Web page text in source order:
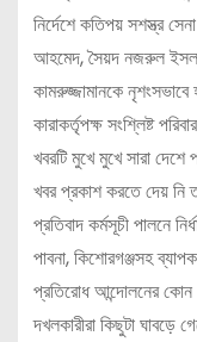
নির্দেশে কতিপয় সশস্ত্র
আহমেদ, সৈয়দ নজরুল
কামরুজ্জামানকে
কারাকর্তৃপক্ষ সংশ্লিষ্ট
খবরটি মুখে মুখে সারা
খবর প্রকাশ করতে দেয় নি
প্রতিবাদ কর্মসূচী পালনে
পাবনা, কিশোরগঞ্জসহ
প্রতিরোধ আন্দোলনের কোন
দখলকারীরা কিছুটা ঘাবড়ে